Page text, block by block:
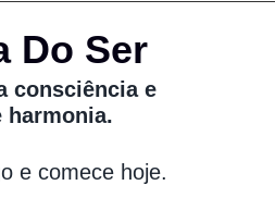
Do Ser
consciência e
harmonia.
e comece hoje.